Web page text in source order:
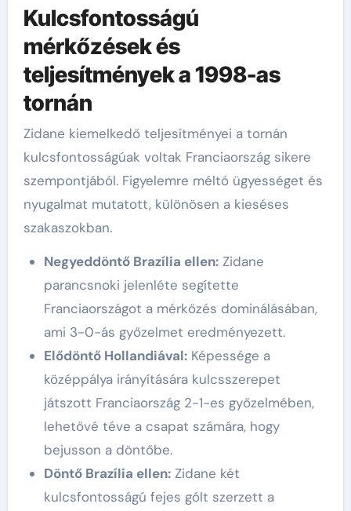
Kulcsfontosságú
mérkőzések és
teljesítmények a 1998-as
tornán
Zidane kiemelkedő teljesítményei a tornán
kulcsfontosságúak voltak Franciaország sikere
szempontjából. Figyelemre méltó ügyességet és
nyugalmat mutatott, különösen a kieséses
szakaszokban.
Negyeddöntő Brazília ellen:Zidane
parancsnoki jelenléte segítette
Franciaországot a mérkőzés dominálásában,
ami 3-0-ás győzelmet eredményezett.
Elődöntő Hollandiával:Képessége a
középpálya irányítására kulcsszerepet
játszott Franciaország 2-1-es győzelmében,
lehetővé téve a csapat számára, hogy
bejusson a döntőbe.
Döntő Brazília ellen:Zidane két
kulcsfontosságú fejes gólt szerzett a